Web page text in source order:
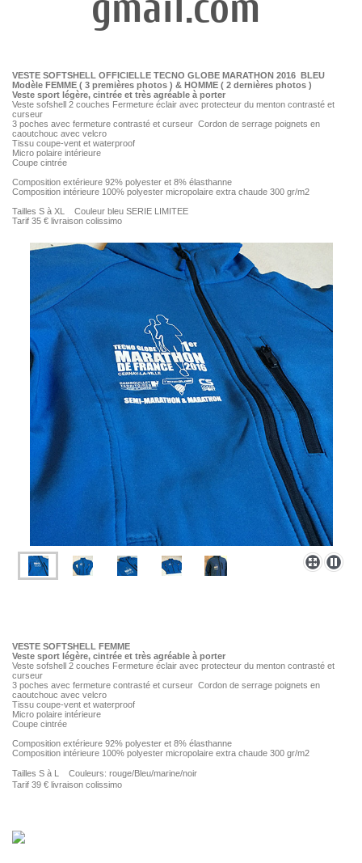
VESTE SOFTSHELL OFFICIELLE TECNO GLOBE MARATHON 2016 BLEU
Modèle FEMME ( 3 premières photos ) & HOMME ( 2 dernières photos )
Veste sport légère, cintrée et très agréable à porter
Veste sofshell 2 couches Fermeture éclair avec protecteur du menton contrasté et
curseur
3 poches avec fermeture contrasté et curseur Cordon de serrage poignets en
caoutchouc avec velcro
Tissu coupe-vent et waterproof
Micro polaire intérieure
Coupe cintrée
Composition extérieure 92% polyester et 8% élasthanne
Composition intérieure 100% polyester micropolaire extra chaude 300 gr/m2
Tailles S à XL Couleur bleu SERIE LIMITEE
Tarif 35 € livraison colissimo
VESTE SOFTSHELL FEMME
Veste sport légère, cintrée et très agréable à porter
Veste sofshell 2 couches Fermeture éclair avec protecteur du menton contrasté et
curseur
3 poches avec fermeture contrasté et curseur Cordon de serrage poignets en
caoutchouc avec velcro
Tissu coupe-vent et waterproof
Micro polaire intérieure
Coupe cintrée
Composition extérieure 92% polyester et 8% élasthanne
Composition intérieure 100% polyester micropolaire extra chaude 300 gr/m2
Tailles S à L Couleurs: rouge/Bleu/marine/noir
Tarif 39 € livraison colissimo